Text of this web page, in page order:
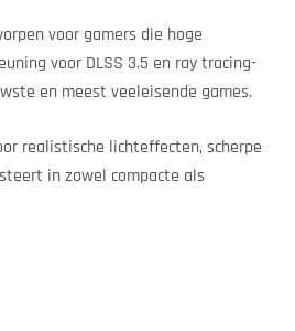
voor gamers die hoge
voor DLSS 3.5 en ray tracing-
en meest veeleisende games.
realistische lichteffecten, scherpe
in zowel compacte als